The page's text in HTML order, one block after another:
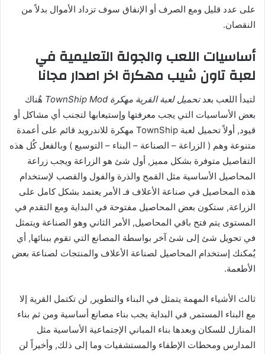
على عدد قليل ومع الصرف أو الإنفاق سوف تزداد الأموال بدلاً من
النقصان.
أساسيات اللعب والجولة التعليمية في
لعبة تاون شيب مهكرة اخر اصدار مجانا
لتبدأ اللعب بعدتحميل لعبة القرية مهكرة TownShip Mod
هٌناك
بعض الأساسيات التي يجب معرفتها وإستيعابها لتجنب أي مشاكل أو
قيود, أولاً تحميل لعبة TownShip مهكرة للاندرويد قائم على أعمدة
متنوعة وهم ( الزراعة – الصناعة – البناء – التوسيع ) وبالفعل كٌل هذه
التفاصيل متوفرة بشكل مميز, أول شئ هو الزراعة ويجب زراعة
المحاصيل الأساسية مثل القمح والذرة والفول والقصب لإستخدام
هذه المحاصيل في صناعة الأعلاف فـ الأمر يعتمد بشكل كامل على
الزراعة, ستكون بعض المحاصيل مفتوحة في البداية ومع التقدم في
المستوى يتم فتح باقي المحاصيل, الأمر الثاني وهو الصناعة ويتمثل
في تحويل شئ إلى شئ آخر بواسطة المصانع التي تقوم ببنائها, أي
يٌمكنك إستخدام المحاصيل لصناعة الأعلاف والمنتجات لصناعة بعض
الأطعمة.
ثالث الأشياء المهمة يتمثل في البناء والتطوير, لن تكتمل القرية إلا
مع البناء المستمر, في البداية يجب بناء مصانع أساسية ومن ثم بناء
المنازل للسكان وبعدها بناء المباني الإجتماعية الأساسية مثل
المدارس ومحطات الإطفاء والمستشفيات وما إلى ذلك, وأخيراً لن